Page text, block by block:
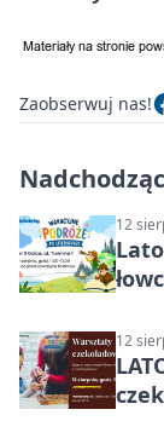
Zaobserwuj nas!
12
12